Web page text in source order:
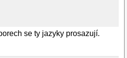
se ty jazyky prosazují.